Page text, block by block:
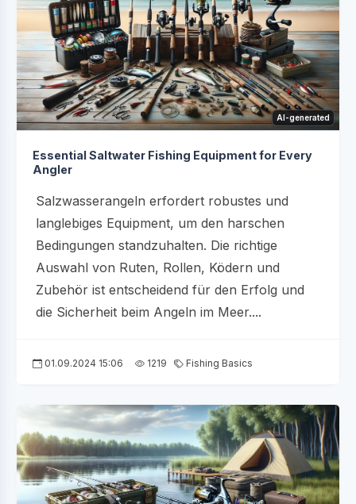
AI-generated
Essential Saltwater Fishing Equipment for Every
Angler
Salzwasserangeln erfordert robustes und
langlebiges Equipment, um den harschen
Bedingungen standzuhalten. Die richtige
Auswahl von Ruten, Rollen, Ködern und
Zubehör ist entscheidend für den Erfolg und
die Sicherheit beim Angeln im Meer....
01.09.2024 15:06 1219 Fishing Basics